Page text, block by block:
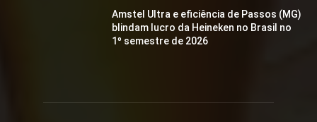
Amstel Ultra e eficiência de Passos (MG)
blindam lucro da Heineken no Brasil no
1º semestre de 2026